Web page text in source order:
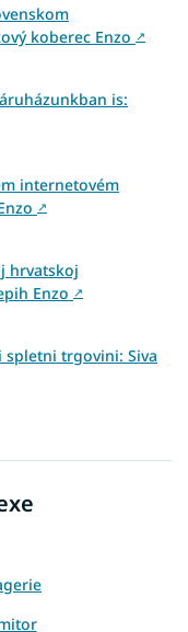
koberec Enzo ↗
is:
internetovém
↗
hrvatskoj
Enzo ↗
spletni trgovini: Siva